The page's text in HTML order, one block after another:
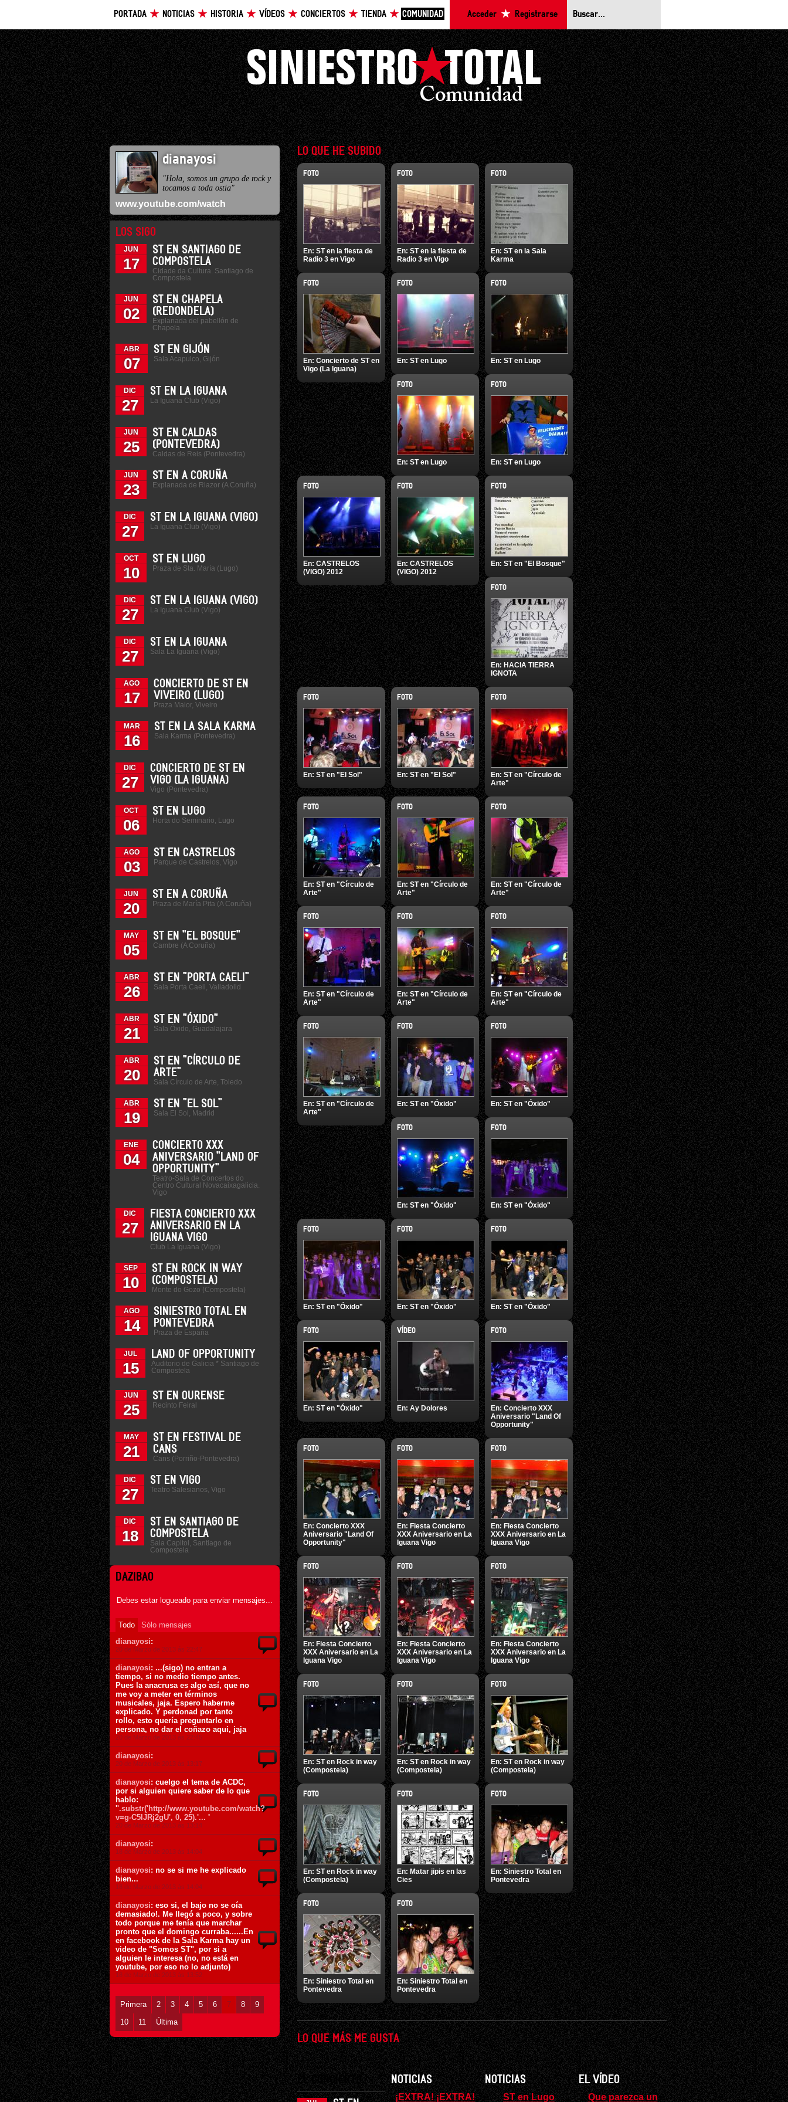
PORTADA NOTICIAS HISTORIA VÍDEOS CONCIERTOS TIENDA COMUNIDAD Acceder Registrarse
dianayosi
"Hola, somos un grupo de rock y
tocamos a toda ostia"
www.youtube.com/watch
LOS SIGO
JUN
17
ST EN SANTIAGO DE
COMPOSTELA
Cidade da Cultura. Santiago de
Compostela
JUN
02
ST EN CHAPELA
(REDONDELA)
Explanada del pabellón de
Chapela
ABR
07
ST EN GIJÓN
Sala Acapulco, Gijón
DIC
27
ST EN LA IGUANA
La Iguana Club (Vigo)
JUN
25
ST EN CALDAS
(PONTEVEDRA)
Caldas de Reis (Pontevedra)
JUN
23
ST EN A CORUÑA
Explanada de Riazor (A Coruña)
DIC
27
ST EN LA IGUANA (VIGO)
La Iguana Club (Vigo)
OCT
10
ST EN LUGO
Praza de Sta. María (Lugo)
DIC
27
ST EN LA IGUANA (VIGO)
La Iguana Club (Vigo)
DIC
27
ST EN LA IGUANA
Sala La Iguana (Vigo)
AGO
17
CONCIERTO DE ST EN
VIVEIRO (LUGO)
Praza Maior, Viveiro
MAR
16
ST EN LA SALA KARMA
Sala Karma (Pontevedra)
DIC
27
CONCIERTO DE ST EN
VIGO (LA IGUANA)
Vigo (Pontevedra)
OCT
06
ST EN LUGO
Horta do Seminario, Lugo
AGO
03
ST EN CASTRELOS
Parque de Castrelos, Vigo
JUN
20
ST EN A CORUÑA
Praza de María Pita (A Coruña)
MAY
05
ST EN "EL BOSQUE"
Cambre (A Coruña)
ABR
26
ST EN "PORTA CAELI"
Sala Porta Caeli, Valladolid
ABR
21
ST EN "ÓXIDO"
Sala Óxido, Guadalajara
ABR
20
ST EN "CÍRCULO DE
ARTE"
Sala Círculo de Arte, Toledo
ABR
19
ST EN "EL SOL"
Sala El Sol, Madrid
ENE
04
CONCIERTO XXX
ANIVERSARIO "LAND OF
OPPORTUNITY"
Teatro-Sala de Concertos do
Centro Cultural Novacaixagalicia.
Vigo
DIC
27
FIESTA CONCIERTO XXX
ANIVERSARIO EN LA
IGUANA VIGO
Club La Iguana (Vigo)
SEP
10
ST EN ROCK IN WAY
(COMPOSTELA)
Monte do Gozo (Compostela)
AGO
14
SINIESTRO TOTAL EN
PONTEVEDRA
Praza de España
JUL
15
LAND OF OPPORTUNITY
Auditorio de Galicia * Santiago de
Compostela
JUN
25
ST EN OURENSE
Recinto Feiral
MAY
21
ST EN FESTIVAL DE
CANS
Cans (Porriño-Pontevedra)
DIC
27
ST EN VIGO
Teatro Salesianos, Vigo
DIC
18
ST EN SANTIAGO DE
COMPOSTELA
Sala Capitol, Santiago de
Compostela
DAZIBAO
Debes estar logueado para enviar mensajes...
Todo
Sólo mensajes
dianayosi:
20 de Marzo de 2013 ás 22:47
dianayosi: ...(sigo) no entran a
tiempo, si no medio tiempo antes.
Pues la anacrusa es algo así, que no
me voy a meter en términos
musicales, jaja. Espero haberme
explicado. Y perdonad por tanto
rollo, esto quería preguntarlo en
persona, no dar el coñazo aqui, jaja
20 de Marzo de 2013 ás 22:45
dianayosi:
20 de Marzo de 2013 ás 13:17
dianayosi: cuelgo el tema de ACDC,
por si alguien quiere saber de lo que
hablo:
''.substr('http://www.youtube.com/watch?
v=g-C5lJRj2gU', 0, 25).'... '
20 de Marzo de 2013 ás 13:14
dianayosi:
18 de Marzo de 2013 ás 14:04
dianayosi: no se si me he explicado
bien...
18 de Marzo de 2013 ás 14:04
dianayosi: eso si, el bajo no se oía
demasiado!. Me llegó a poco, y sobre
todo porque me tenía que marchar
pronto que el domingo curraba......En
en facebook de la Sala Karma hay un
video de "Somos ST", por si a
alguien le interesa (no, no está en
youtube, por eso no lo adjunto)
18 de Marzo de 2013 ás 13:52
Primera 2 3 4 5 6 7 8
9
10
11 Última
LO QUE HE SUBIDO
FOTO
En: ST en la fiesta de
Radio 3 en Vigo
FOTO
En: ST en la fiesta de
Radio 3 en Vigo
FOTO
En: ST en la Sala
Karma
FOTO
En: Concierto de ST en
Vigo (La Iguana)
FOTO
En: ST en Lugo
FOTO
En: ST en Lugo
FOTO
En: ST en Lugo
FOTO
En: ST en Lugo
FOTO
En: CASTRELOS
(VIGO) 2012
FOTO
En: CASTRELOS
(VIGO) 2012
FOTO
En: ST en "El Bosque"
FOTO
En: HACIA TIERRA
IGNOTA
FOTO
En: ST en "El Sol"
FOTO
En: ST en "El Sol"
FOTO
En: ST en "Círculo de
Arte"
FOTO
En: ST en "Círculo de
Arte"
FOTO
En: ST en "Círculo de
Arte"
FOTO
En: ST en "Círculo de
Arte"
FOTO
En: ST en "Círculo de
Arte"
FOTO
En: ST en "Círculo de
Arte"
FOTO
En: ST en "Círculo de
Arte"
FOTO
En: ST en "Círculo de
Arte"
FOTO
En: ST en "Óxido"
FOTO
En: ST en "Óxido"
FOTO
En: ST en "Óxido"
FOTO
En: ST en "Óxido"
FOTO
En: ST en "Óxido"
FOTO
En: ST en "Óxido"
FOTO
En: ST en "Óxido"
FOTO
En: ST en "Óxido"
VÍDEO
En: Ay Dolores
FOTO
En: Concierto XXX
Aniversario "Land Of
Opportunity"
FOTO
En: Concierto XXX
Aniversario "Land Of
Opportunity"
FOTO
En: Fiesta Concierto
XXX Aniversario en La
Iguana Vigo
FOTO
En: Fiesta Concierto
XXX Aniversario en La
Iguana Vigo
FOTO
En: Fiesta Concierto
XXX Aniversario en La
Iguana Vigo
FOTO
En: Fiesta Concierto
XXX Aniversario en La
Iguana Vigo
FOTO
En: Fiesta Concierto
XXX Aniversario en La
Iguana Vigo
FOTO
En: ST en Rock in way
(Compostela)
FOTO
En: ST en Rock in way
(Compostela)
FOTO
En: ST en Rock in way
(Compostela)
FOTO
En: ST en Rock in way
(Compostela)
FOTO
En: Matar jipis en las
Cies
FOTO
En: Siniestro Total en
Pontevedra
FOTO
En: Siniestro Total en
Pontevedra
FOTO
En: Siniestro Total en
Pontevedra
LO QUE MÁS ME GUSTA
EL CONCIERTO
NOTICIAS
¡EXTRA! ¡EXTRA!
NOTICIAS
ST en Lugo
EL VÍDEO
Que parezca un